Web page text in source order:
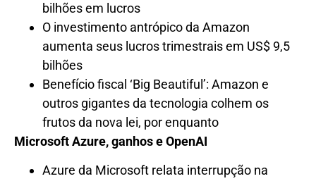
bilhões em lucros
O investimento antrópico da Amazon
aumenta seus lucros trimestrais em US$ 9,5
bilhões
Benefício fiscal ‘Big Beautiful’: Amazon e
outros gigantes da tecnologia colhem os
frutos da nova lei, por enquanto
Microsoft Azure, ganhos e OpenAI
Azure da Microsoft relata interrupção na